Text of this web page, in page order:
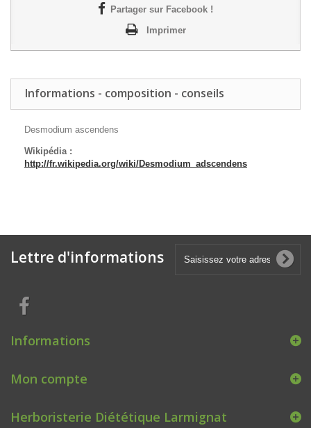
Partager sur Facebook !
Imprimer
Informations - composition - conseils
Desmodium ascendens
Wikipédia :
http://fr.wikipedia.org/wiki/Desmodium_adscendens
Lettre d'informations
Informations
Mon compte
Herboristerie Diététique Larmignat